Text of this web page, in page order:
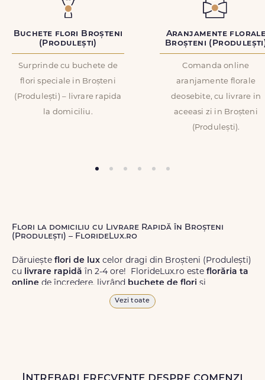
Buchete flori Broșteni
(Produlești)
Surprinde cu buchete de
flori speciale in Broșteni
(Produlești) – livrare rapida
la domiciliu.
Aranjamente
Broșteni
Comanda online
aranjamente florale
deosebite, cu livrare in
aceeasi zi in Broșteni
(Produlești).
Flori la domiciliu cu Livrare Rapidă în Broșteni
(Produlești) – FlorideLux.ro
Dăruiește flori de lux celor dragi din Broșteni (Produlești)
cu livrare rapidă în 2-4 ore! FlorideLux.ro este florăria ta
online de încredere, livrând buchete de flori și
de calitate superioară în Broșteni
(Produlești) și în toată România.
Vezi toate